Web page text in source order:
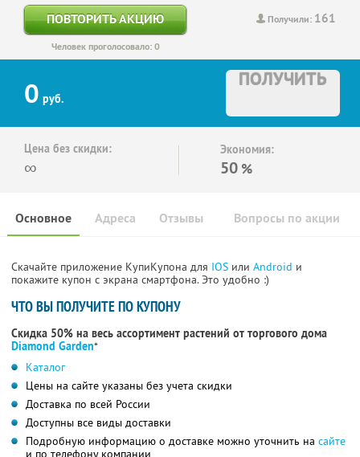
Получили: 161
ПОВТОРИТЬ АКЦИЮ
Человек проголосовало: 0
0 руб.
ПОЛУЧИТЬ
Цена без скидки:
∞
Экономия:
50 %
Основное Отзывы Вопросы по акции
Адреса
Скачайте приложение КупиКупона для IOS или Android и
покажите купон с экрана смартфона. Это удобно :)
ЧТО ВЫ ПОЛУЧИТЕ ПО КУПОНУ
Скидка 50% на весь ассортимент растений от торгового дома
Diamond Garden*
Каталог
Цены на сайте указаны без учета скидки
Доставка по всей России
Доступны все виды доставки
Подробную информацию о доставке можно уточнить на сайте
и по телефону компании